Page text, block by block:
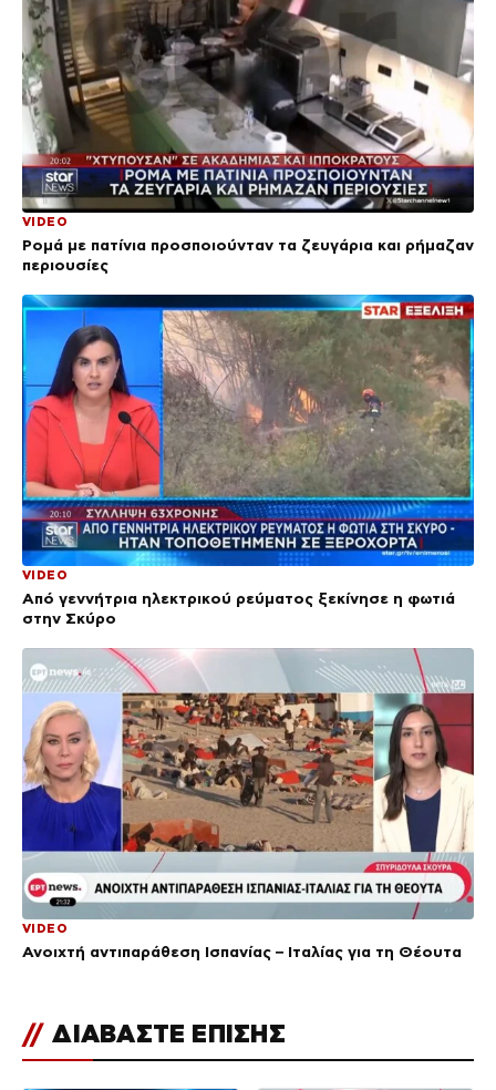
VIDEO
Ρομά με πατίνια προσποιούνταν τα ζευγάρια και ρήμαζαν
περιουσίες
VIDEO
Από γεννήτρια ηλεκτρικού ρεύματος ξεκίνησε η φωτιά
στην Σκύρο
VIDEO
Ανοιχτή αντιπαράθεση Ισπανίας – Ιταλίας για τη Θέουτα
// ΔΙΑΒΑΣΤΕ ΕΠΙΣΗΣ